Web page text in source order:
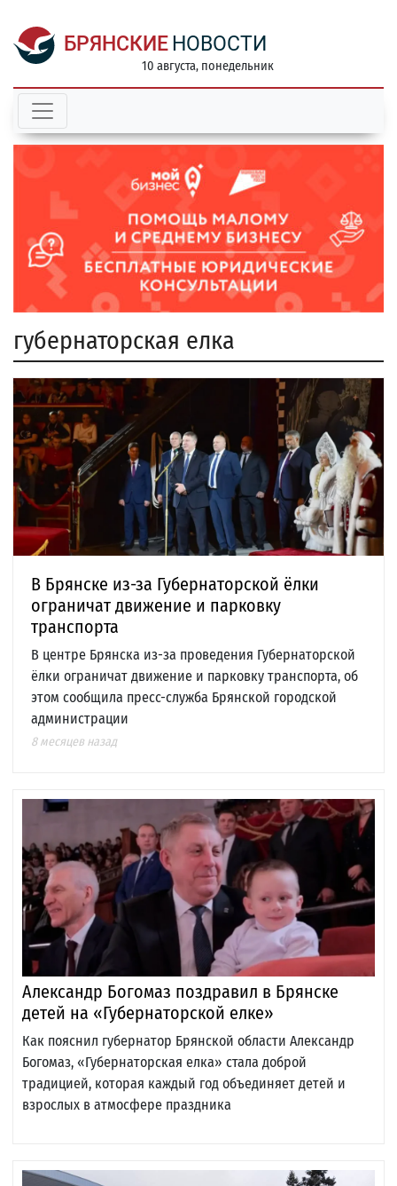
БРЯНСКИЕ НОВОСТИ
10 августа, понедельник
губернаторская елка
В Брянске из-за Губернаторской ёлки
ограничат движение и парковку
транспорта
В центре Брянска из-за проведения Губернаторской
ёлки ограничат движение и парковку транспорта, об
этом сообщила пресс-служба Брянской городской
администрации
8 месяцев назад
Александр Богомаз поздравил в Брянске
детей на «Губернаторской елке»
Как пояснил губернатор Брянской области Александр
Богомаз, «Губернаторская елка» стала доброй
традицией, которая каждый год объединяет детей и
взрослых в атмосфере праздника